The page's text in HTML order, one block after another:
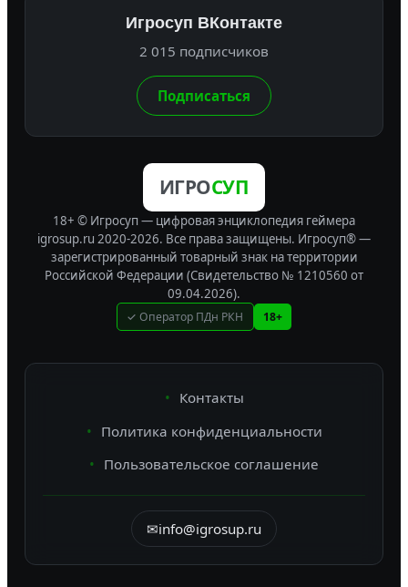
Игросуп ВКонтакте
2 015 подписчиков
Подписаться
ИГРОСУП
18+ © Игросуп — цифровая энциклопедия геймера
igrosup.ru 2020-2026. Все права защищены. Игросуп® —
зарегистрированный товарный знак на территории
Российской Федерации (Свидетельство № 1210560 от
09.04.2026).
✓ Оператор ПДн РКН 18+
Контакты
Политика конфиденциальности
Пользовательское соглашение
✉info@igrosup.ru